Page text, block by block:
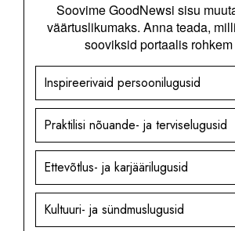
Soovime GoodNewsi sisu
väärtuslikumaks. Anna teada,
sooviksid portaalis
Inspireerivaid persoonilugusid
Praktilisi nõuande- ja terviselugusid
Ettevõtlus- ja karjäärilugusid
Kultuuri- ja sündmuslugusid